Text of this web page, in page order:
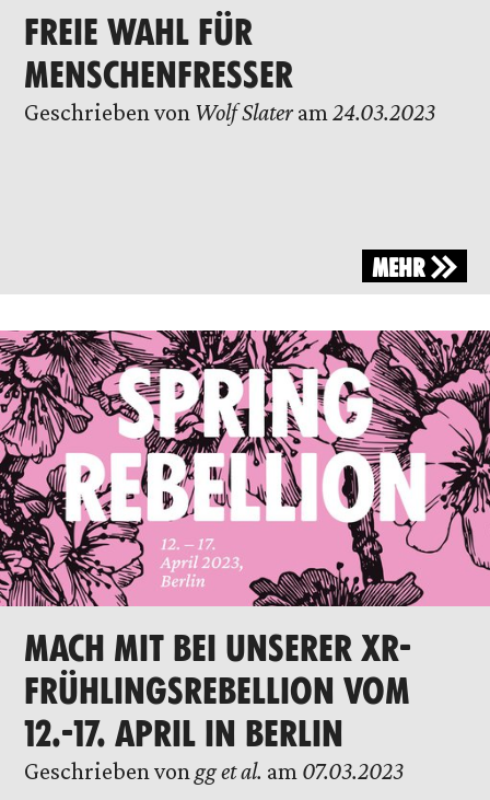
FREIE WAHL FÜR
MENSCHENFRESSER
Geschrieben von Wolf Slateram24.03.2023
MEHR
MACH MIT BEI UNSERER XR-
FRÜHLINGSREBELLION VOM
12.-17. APRIL IN BERLIN
Geschrieben vongg et al. am 07.03.2023